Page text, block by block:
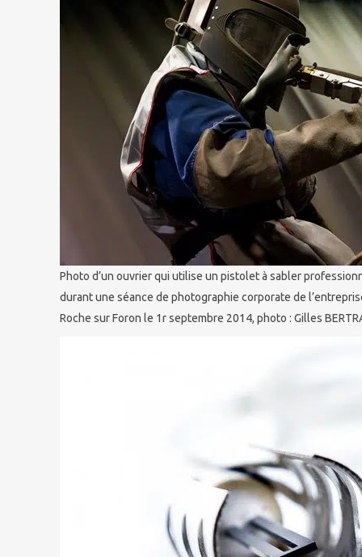
Photo d’un ouvrier qui utilise un pistolet à sabler
durant une séance de photographie corporate de
Roche sur Foron le 1r septembre 2014, photo : Gilles